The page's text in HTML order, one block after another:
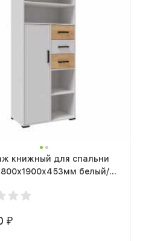
книжный для спальни
белый/
₽